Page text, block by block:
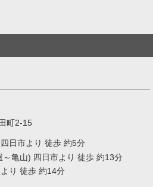
町2-15
日市より 徒歩 約5分
～亀山) 四日市より 徒歩 約13分
り 徒歩 約14分